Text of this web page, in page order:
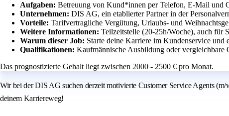
Aufgaben: Betreuung von Kund*innen per Telefon, E-Mail und
Unternehmen: DIS AG, ein etablierter Partner in der
Vorteile: Tarifvertragliche Vergütung, Urlaubs- und
Weitere Informationen: Teilzeitstelle (20-25h/Woche), auch für
Warum dieser Job: Starte deine Karriere im Kundenservice
Qualifikationen: Kaufmännische Ausbildung oder
Das prognostizierte Gehalt liegt zwischen 2000 - 2500 € pro Monat.
Wir bei der DIS AG suchen derzeit motivierte Customer Service Agents
deinem Karriereweg!